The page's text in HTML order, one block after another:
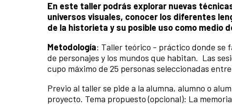
En este taller podrás explorar nuevas
universos visuales, conocer los diferentes
de la historieta y su posible uso como medio
Metodología: Taller teórico - práctico donde se
de personajes y los mundos que habitan. Las
cupo máximo de 25 personas seleccionadas
Previo al taller se pide a la alumna, alumno o
proyecto. Tema propuesto (opcional): La